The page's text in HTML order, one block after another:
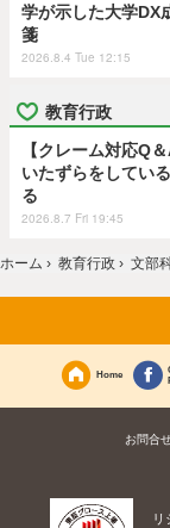
学が示した大学DX
箋
2026.8.4 Tue 12:15
教育行政
【クレーム対応Q
いたずらをしてい
る
2026.8.7 Fri 19:45
ホーム › 教育行政 › 文部
Home
お問合
リ